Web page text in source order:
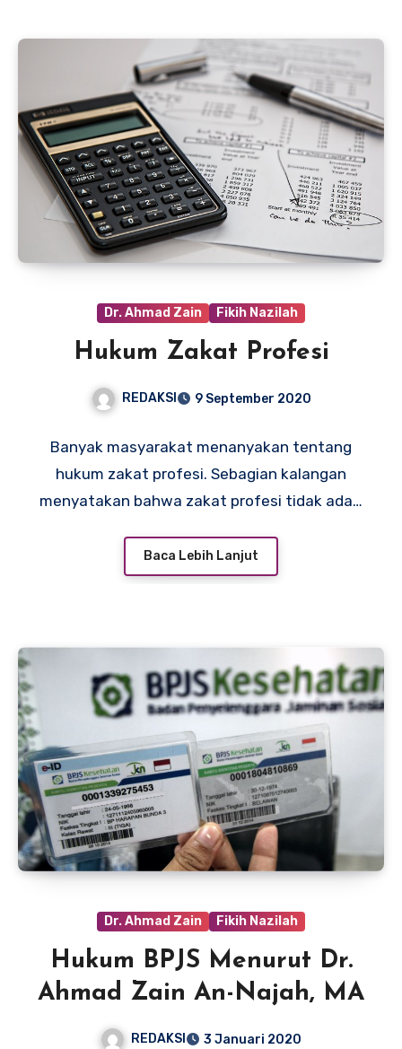
Dr. Ahmad Zain Fikih Nazilah
Hukum Zakat Profesi
REDAKSI 9 September 2020
Banyak masyarakat menanyakan tentang
hukum zakat profesi. Sebagian kalangan
menyatakan bahwa zakat profesi tidak ada…
Baca Lebih Lanjut
Dr. Ahmad Zain Fikih Nazilah
Hukum BPJS Menurut Dr.
Ahmad Zain An-Najah, MA
REDAKSI 3 Januari 2020